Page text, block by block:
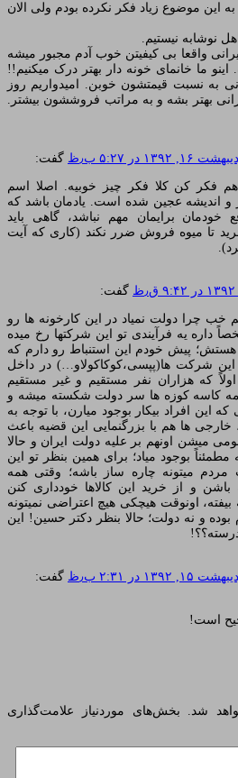
به این موضوع زیاد فکر نکرده بودم ولی الان
نوشابه نیستیم.
واقعا بی کیفیتن خوب آدم مجبور میشه
ما خانمای خونه دار بهتر درک میکنیم!!
به نسبت قیمتشون خوبن. امیدواریم روز
بهتر بشه و به مراتب فروششون بیشتر.
۱۶, ۱۳۹۲ در ۵:۲۷ ب٫ظ گفت:
فکر کن کلا فکر چیز خوبیه. اصلا اسم
اندیشه عجین شده است. یادمان باشد که
خودمان برایمان مهم نباشد، گاهی باید
تا میوه فروش ضرر نکند (کاری که آیت
گفت:
خب چرا دولت نمیاد در این کارخونه ها رو
داره یه فرآیندی تو این شرکتها رخ میده
هستش؛ پیش خودم این استنباط رو دارم که
شرکت ها(پپسی،کوکاکولاو…) در داخل
که هزاران نفر مستقیم و غیر مستقیم
کاسه کوزه ها سر دولت شکسته میشه و
این افراد بیکار بوجود میارن، با توجه به
خارجی ها هم با بزرگنمایی این قضیه باعث
میشن اونهم بر علیه دولت ایران و حالا
بوجود میاد؛ برای همین بنظر تو این
میتونه چاره ساز باشه؛ وقتی همه
باشن و از خرید این کالاها خودداری کنن
اونوقت هیچکی هیچ اعتراضی نمیتونه
و نه دولت؛ حالا بنظر دکتر حسین! این
۱۵, ۱۳۹۲ در ۲:۳۱ ب٫ظ گفت:
است!
شد.
بخش‌های موردنیاز علامت‌گذاری